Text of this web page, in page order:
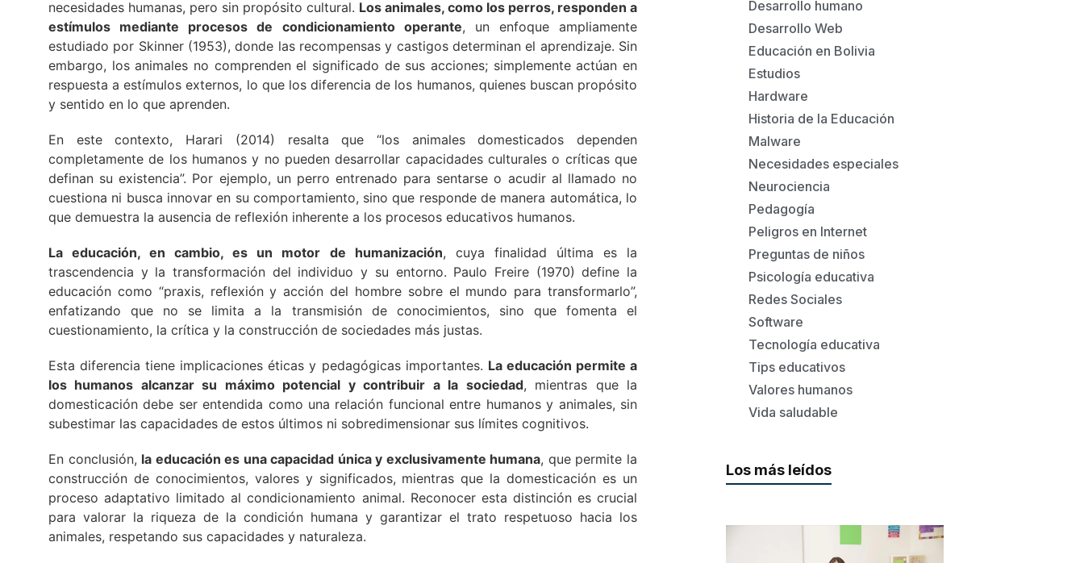
necesidades humanas, pero sin propósito cultural. Los animales, como los perros, responden a
estímulos mediante procesos de condicionamiento operante, un enfoque ampliamente
estudiado por Skinner (1953), donde las recompensas y castigos determinan el aprendizaje. Sin
embargo, los animales no comprenden el significado de sus acciones; simplemente actúan en
respuesta a estímulos externos, lo que los diferencia de los humanos, quienes buscan propósito
y sentido en lo que aprenden.
En este contexto, Harari (2014) resalta que “los animales domesticados dependen
completamente de los humanos y no pueden desarrollar capacidades culturales o críticas que
definan su existencia”. Por ejemplo, un perro entrenado para sentarse o acudir al llamado no
cuestiona ni busca innovar en su comportamiento, sino que responde de manera automática, lo
que demuestra la ausencia de reflexión inherente a los procesos educativos humanos.
La educación, en cambio, es un motor de humanización, cuya finalidad última es la
trascendencia y la transformación del individuo y su entorno. Paulo Freire (1970) define la
educación como “praxis, reflexión y acción del hombre sobre el mundo para transformarlo”,
enfatizando que no se limita a la transmisión de conocimientos, sino que fomenta el
cuestionamiento, la crítica y la construcción de sociedades más justas.
Esta diferencia tiene implicaciones éticas y pedagógicas importantes. La educación permite a
los humanos alcanzar su máximo potencial y contribuir a la sociedad, mientras que la
domesticación debe ser entendida como una relación funcional entre humanos y animales, sin
subestimar las capacidades de estos últimos ni sobredimensionar sus límites cognitivos.
En conclusión, la educación es una capacidad única y exclusivamente humana, que permite la
construcción de conocimientos, valores y significados, mientras que la domesticación es un
proceso adaptativo limitado al condicionamiento animal. Reconocer esta distinción es crucial
para valorar la riqueza de la condición humana y garantizar el trato respetuoso hacia los
animales, respetando sus capacidades y naturaleza.
Desarrollo humano
Desarrollo Web
Educación en Bolivia
Estudios
Hardware
Historia de la Educación
Malware
Necesidades especiales
Neurociencia
Pedagogía
Peligros en Internet
Preguntas de niños
Psicología educativa
Redes Sociales
Software
Tecnología educativa
Tips educativos
Valores humanos
Vida saludable
Los más leídos